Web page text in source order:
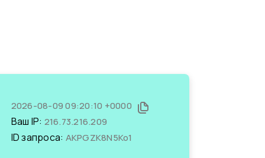
2026-08-09 09:20:10 +0000
Ваш IP: 216.73.216.209
ID запроса: AKPGZK8N5Ko1